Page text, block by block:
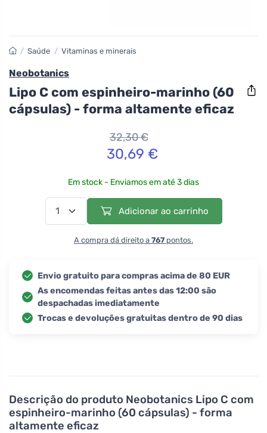
Descrição do produto Neobotanics Lipo C com
espinheiro-marinho (60 cápsulas) - forma
altamente eficaz
/ Saúde / Vitaminas e minerais
Neobotanics
Lipo C com espinheiro-marinho (60
cápsulas) - forma altamente eficaz
32,30 €
30,69 €
Em stock - Enviamos em até 3 dias
Adicionar ao carrinho
A compra dá direito a 767 pontos.
Envio gratuito para compras acima de 80 EUR
As encomendas feitas antes das 12:00 são
despachadas imediatamente
Trocas e devoluções gratuitas dentro de 90 dias